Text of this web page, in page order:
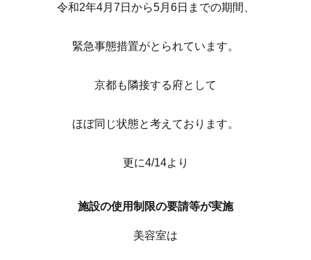
令和2年4月7日から5月6日までの期間、
緊急事態措置がとられています。
京都も隣接する府として
ほぼ同じ状態と考えております。
更に4/14より
施設の使用制限の要請等が実施
美容室は